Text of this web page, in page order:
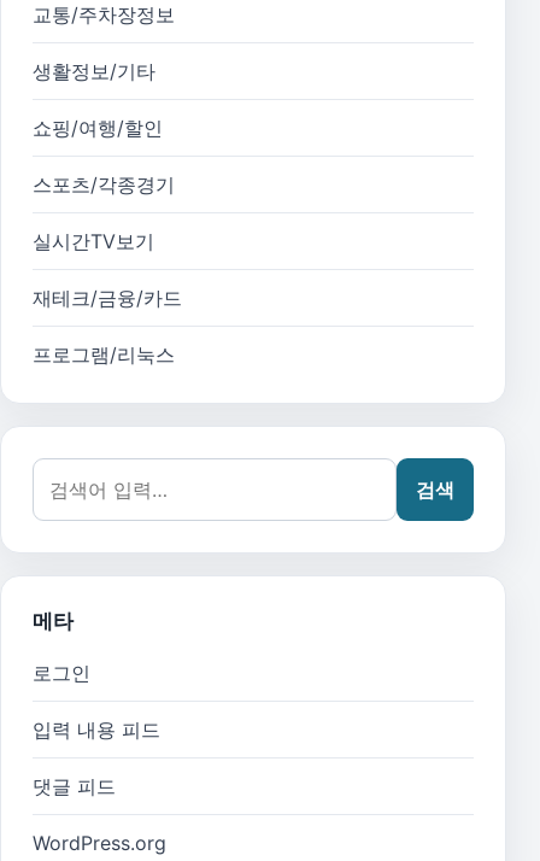
교통/주차장정보
생활정보/기타
쇼핑/여행/할인
스포츠/각종경기
실시간TV보기
재테크/금융/카드
프로그램/리눅스
검색어:
검색
메타
로그인
입력 내용 피드
댓글 피드
WordPress.org